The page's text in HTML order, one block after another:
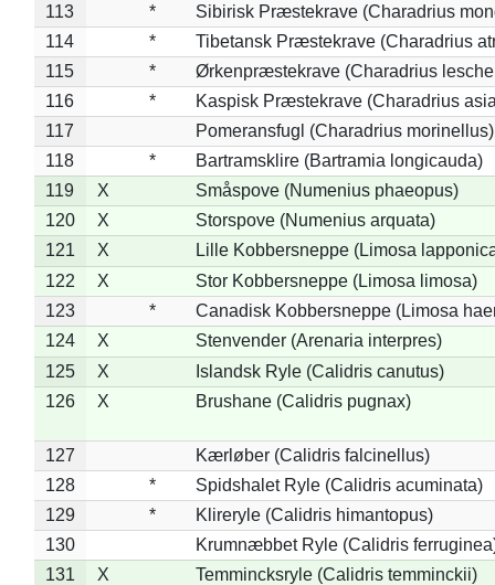
113
*
Sibirisk Præstekrave (Charadrius
114
*
Tibetansk Præstekrave (Charadrius
115
*
Ørkenpræstekrave (Charadrius
116
*
Kaspisk Præstekrave (Charadrius
117
Pomeransfugl (Charadrius morinellus)
118
*
Bartramsklire (Bartramia longicauda)
119
X
Småspove (Numenius phaeopus)
120
X
Storspove (Numenius arquata)
121
X
Lille Kobbersneppe (Limosa
122
X
Stor Kobbersneppe (Limosa limosa)
123
*
Canadisk Kobbersneppe (Limosa
124
X
Stenvender (Arenaria interpres)
125
X
Islandsk Ryle (Calidris canutus)
126
X Brushane (Calidris pugnax)
127
Kærløber (Calidris falcinellus)
128
*
Spidshalet Ryle (Calidris acuminata)
129
*
Klireryle (Calidris himantopus)
130
Krumnæbbet Ryle (Calidris
131
X Temmincksryle (Calidris temminckii)